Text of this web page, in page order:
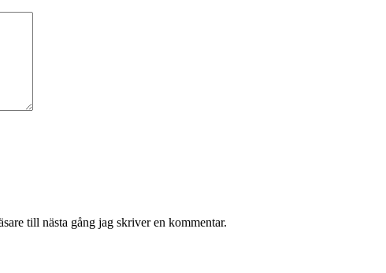
till nästa gång jag skriver en kommentar.